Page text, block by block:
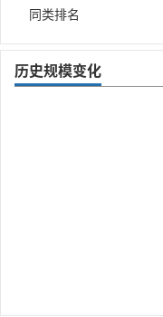
同类排名
历史规模变化